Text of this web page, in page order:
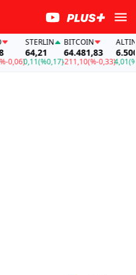
STERLIN
64,21
0,11(%0,17)
BITCOIN
64.481,83
-211,10(%-0,33)
ALTIN
4,01